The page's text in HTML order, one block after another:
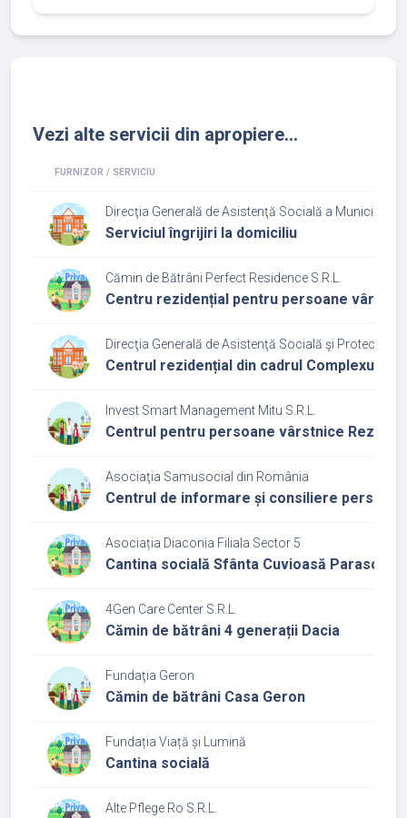
Vezi alte servicii din apropiere...
FURNIZOR / SERVICIU
Direcţia Generală de Asistenţă Socială a Municipiului
Serviciul îngrijiri la domiciliu
Cămin de Bătrâni Perfect Residence S.R.L.
Centru rezidențial pentru persoane
Direcţia Generală de Asistenţă Socială şi Protecţia
Centrul rezidențial din cadrul Complexului
Invest Smart Management Mitu S.R.L.
Centrul pentru persoane vârstnice
Asociaţia Samusocial din România
Centrul de informare și consiliere
Asociația Diaconia Filiala Sector 5
Cantina socială Sfânta Cuvioasă
4Gen Care Center S.R.L.
Cămin de bătrâni 4 generații Dacia
Fundaţia Geron
Cămin de bătrâni Casa Geron
Fundația Viață și Lumină
Cantina socială
Alte Pflege Ro S.R.L.